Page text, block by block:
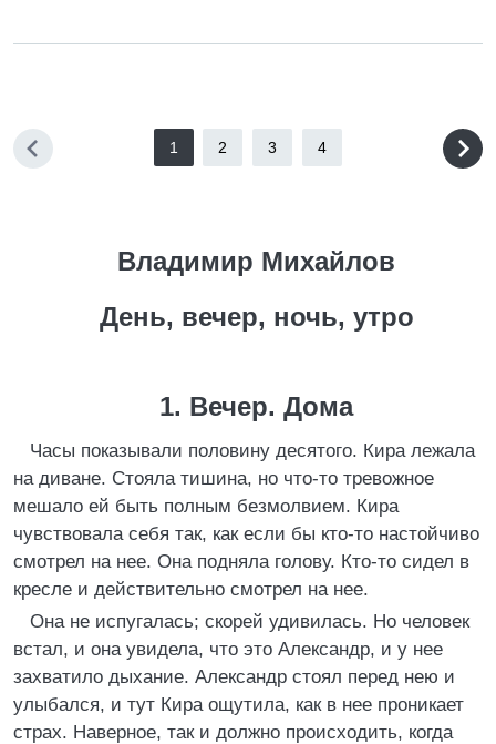
1 2 3 4
Владимир Михайлов
День, вечер, ночь, утро
1. Вечер. Дома
Часы показывали половину десятого. Кира лежала
на диване. Стояла тишина, но что-то тревожное
мешало ей быть полным безмолвием. Кира
чувствовала себя так, как если бы кто-то настойчиво
смотрел на нее. Она подняла голову. Кто-то сидел в
кресле и действительно смотрел на нее.
Она не испугалась; скорей удивилась. Но человек
встал, и она увидела, что это Александр, и у нее
захватило дыхание. Александр стоял перед нею и
улыбался, и тут Кира ощутила, как в нее проникает
страх. Наверное, так и должно происходить, когда